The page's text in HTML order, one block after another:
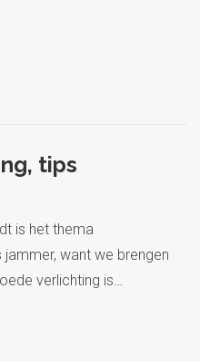
tips
is het thema
jammer, want we brengen
verlichting is…